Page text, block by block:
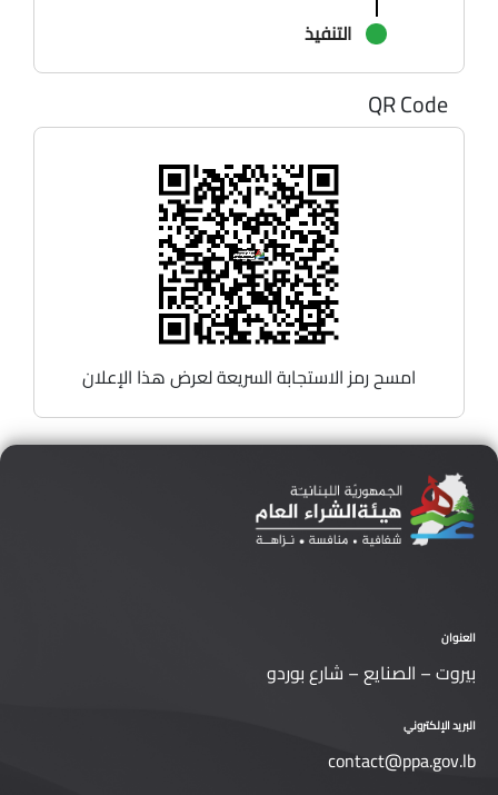
التنفيذ
QR Code
امسح رمز الاستجابة السريعة لعرض هذا الإعلان
العنوان
بيروت – الصنايع – شارع بوردو
البريد الإلكتروني
contact@ppa.gov.lb